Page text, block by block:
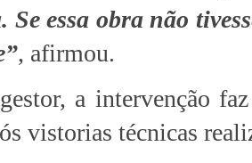
Se essa obra não
, afirmou.
a intervenção
vistorias técnicas